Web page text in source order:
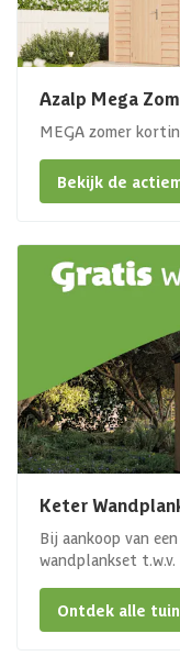
Azalp Mega
MEGA zomer
Bekijk de
Keter
Bij aankoop van
wandplankset t.w.v.
Ontdek alle